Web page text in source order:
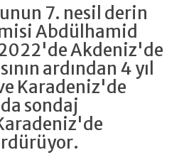
7. nesil derin
Abdülhamid
Akdeniz'de
ardından 4 yıl
Karadeniz'de
sondaj